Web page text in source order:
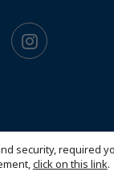
security, required
click on this link.